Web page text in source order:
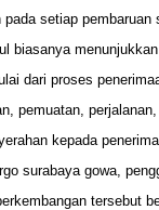
pada setiap pembaruan
biasanya
dari proses
pemuatan, perjalanan,
kepada
surabaya gowa,
tersebut